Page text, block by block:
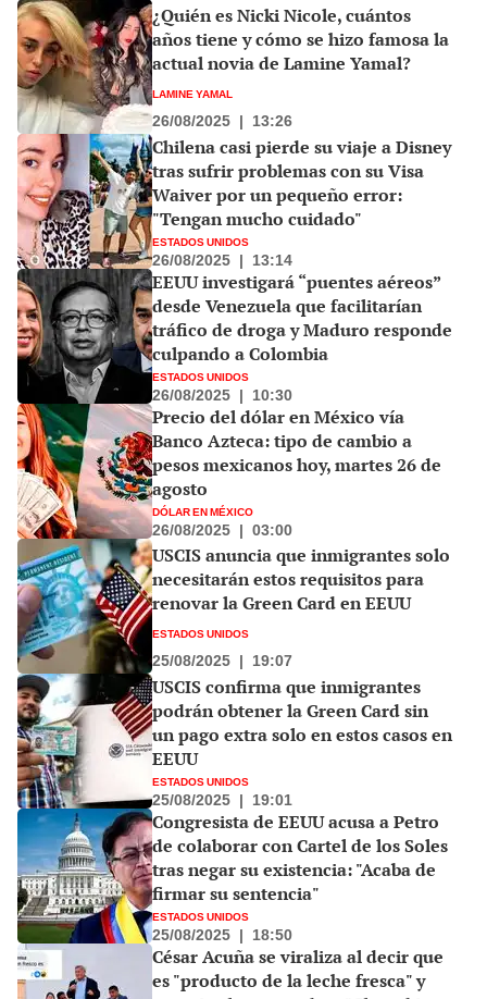
¿Quién es Nicki Nicole, cuántos
años tiene y cómo se hizo famosa la
actual novia de Lamine Yamal?
LAMINE YAMAL
26/08/2025 | 13:26
Chilena casi pierde su viaje a Disney
tras sufrir problemas con su Visa
Waiver por un pequeño error:
"Tengan mucho cuidado"
ESTADOS UNIDOS
26/08/2025 | 13:14
EEUU investigará “puentes aéreos”
desde Venezuela que facilitarían
tráfico de droga y Maduro responde
culpando a Colombia
ESTADOS UNIDOS
26/08/2025 | 10:30
Precio del dólar en México vía
Banco Azteca: tipo de cambio a
pesos mexicanos hoy, martes 26 de
agosto
DÓLAR EN MÉXICO
26/08/2025 | 03:00
USCIS anuncia que inmigrantes solo
necesitarán estos requisitos para
renovar la Green Card en EEUU
ESTADOS UNIDOS
25/08/2025 | 19:07
USCIS confirma que inmigrantes
podrán obtener la Green Card sin
un pago extra solo en estos casos en
EEUU
ESTADOS UNIDOS
25/08/2025 | 19:01
Congresista de EEUU acusa a Petro
de colaborar con Cartel de los Soles
tras negar su existencia: "Acaba de
firmar su sentencia"
ESTADOS UNIDOS
25/08/2025 | 18:50
César Acuña se viraliza al decir que
es "producto de la leche fresca" y